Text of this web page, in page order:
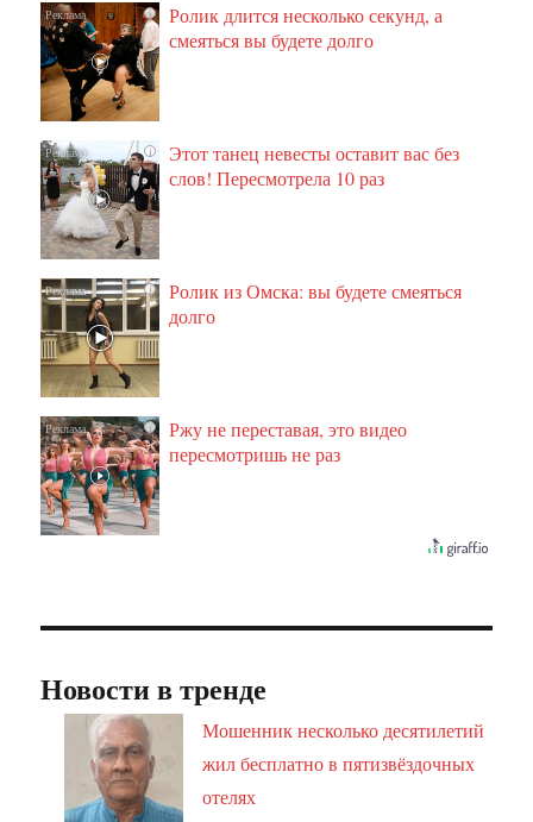
i
Ролик длится несколько секунд, а
смеяться вы будете долго
i
Этот танец невесты оставит вас без
слов! Пересмотрела 10 раз
i
Ролик из Омска: вы будете смеяться
долго
i
Ржу не переставая, это видео
пересмотришь не раз
Новости в тренде
Мошенник несколько десятилетий
жил бесплатно в пятизвёздочных
отелях